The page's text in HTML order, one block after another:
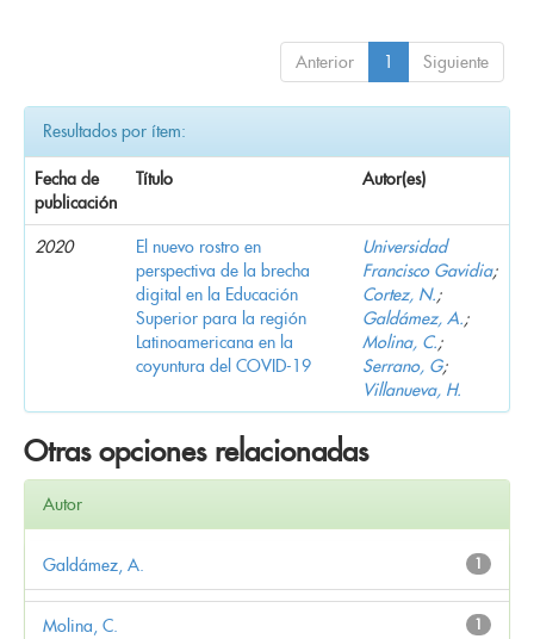
Anterior 1 Siguiente
Resultados por ítem:
Fecha de
publicación
Título Autor(es)
2020
El nuevo rostro en
perspectiva de la brecha
digital en la Educación
Superior para la región
Latinoamericana en la
coyuntura del COVID-19
Universidad
Francisco Gavidia;
Cortez, N.;
Galdámez, A.;
Molina, C.;
Serrano, G;
Villanueva, H.
Otras opciones relacionadas
Autor
1
Galdámez, A.
1
Molina, C.